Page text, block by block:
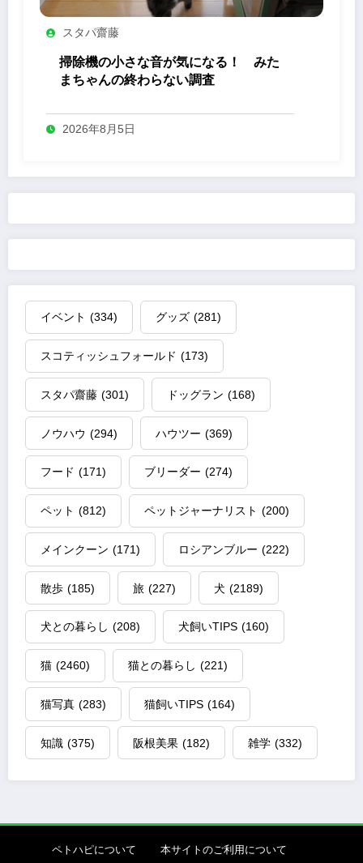
スタパ齋藤
掃除機の小さな音が気になる！ みた
まちゃんの終わらない調査
2026年8月5日
イベント (334) グッズ (281)
スコティッシュフォールド (173)
スタパ齋藤 (301) ドッグラン (168)
ノウハウ (294) ハウツー (369)
フード (171) ブリーダー (274)
ペット (812) ペットジャーナリスト (200)
メインクーン (171) ロシアンブルー (222)
散歩 (185) 旅 (227) 犬 (2189)
犬との暮らし (208) 犬飼いTIPS (160)
猫 (2460) 猫との暮らし (221)
猫写真 (283) 猫飼いTIPS (164)
知識 (375) 阪根美果 (182) 雑学 (332)
ペトハピについて
本サイトのご利用について